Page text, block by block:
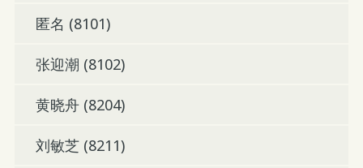
匿名 (8101)
张迎潮 (8102)
黄晓舟 (8204)
刘敏芝 (8211)